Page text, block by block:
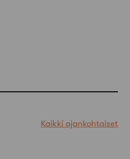
Kaikki ajankohtaiset